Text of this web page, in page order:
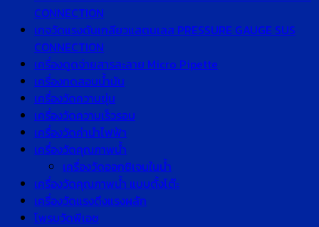
CONNECTION
เกจวัดแรงดันเกลียวแสตนเลส PRESSURE GAUGE SUS
CONNECTION
เครื่องดูดจ่ายสารละลาย Micro Pipette
เครื่องทดสอบน้ำมัน
เครื่องวัดความขุ่น
เครื่องวัดความเร็วรอบ
เครื่องวัดค่านำไฟฟ้า
เครื่องวัดคุณภาพน้ำ
เครื่องวัดออกซิเจนในน้ำ
เครื่องวัดคุณภาพน้ำ แบบตั้งโต๊ะ
เครื่องวัดแรงดึงแรงผลัก
โพรบวัดพีเอช